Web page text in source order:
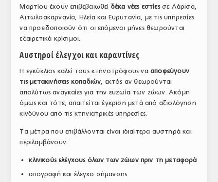
ΕΥΡΩΠΑΪΚΗ ΝΟΜΟΘΕΣΙΑ
ΤΟ ΠΕΡΙΟΔΙΚΟ
Profile
ΑΡΧΕΙΟ ΤΕΥΧΩΝ
ΣΥΝΕΔΡΙΟ ΚΡΕΑΤΟΣ
Μαρτίου έχουν επιβεβαιωθεί δέκα νέες εστίεςσε Λάρισα,
Αιτωλοακαρνανία, Ηλεία και Ευρυτανία, με τις υπηρεσίες
να προειδοποιούν ότι οι επόμενοι μήνες θεωρούνται
εξαιρετικά κρίσιμοι.
Αυστηροί έλεγχοι και καραντίνες
Η εγκύκλιος καλεί τους κτηνοτρόφους νααποφεύγουν
τις μετακινήσεις κοπαδιών, εκτός αν θεωρούνται
απολύτως αναγκαίες για την ευζωία των ζώων. Ακόμη
όμως και τότε, απαιτείται έγκριση μετά από αξιολόγηση
κινδύνου από τις κτηνιατρικές υπηρεσίες.
Τα μέτρα που επιβάλλονται είναι ιδιαίτερα αυστηρά και
περιλαμβάνουν:
κλινικούς ελέγχους όλων των ζώων πριν τη μεταφορά
απογραφή και έλεγχο σήμανσης